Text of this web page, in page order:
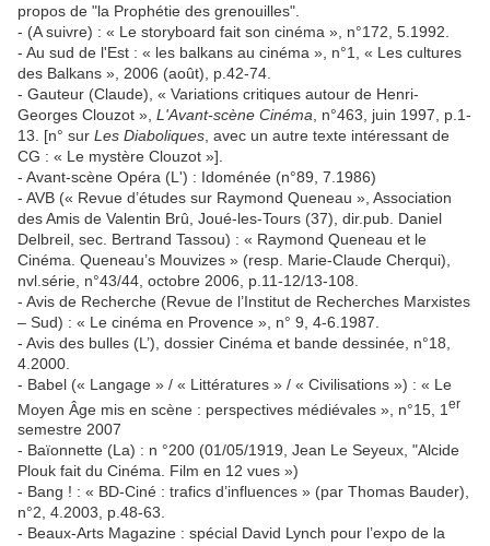
propos de "la Prophétie des grenouilles".
- (A suivre) : « Le storyboard fait son cinéma », n°172, 5.1992.
- Au sud de l'Est : « les balkans au cinéma », n°1, « Les cultures
des Balkans », 2006 (août), p.42-74.
- Gauteur (Claude), « Variations critiques autour de Henri-
Georges Clouzot », L'Avant-scène Cinéma , n°463, juin 1997, p.1-
13. [n° sur Les Diaboliques , avec un autre texte intéressant de
CG : « Le mystère Clouzot »].
- Avant-scène Opéra (L') : Idoménée (n°89, 7.1986)
- AVB (« Revue d’études sur Raymond Queneau », Association
des Amis de Valentin Brû, Joué-les-Tours (37), dir.pub. Daniel
Delbreil, sec. Bertrand Tassou) : « Raymond Queneau et le
Cinéma. Queneau’s Mouvizes » (resp. Marie-Claude Cherqui),
nvl.série, n°43/44, octobre 2006, p.11-12/13-108.
- Avis de Recherche (Revue de l’Institut de Recherches Marxistes
– Sud) : « Le cinéma en Provence », n° 9, 4-6.1987.
- Avis des bulles (L’), dossier Cinéma et bande dessinée, n°18,
4.2000.
- Babel (« Langage » / « Littératures » / « Civilisations ») : « Le
Moyen Âge mis en scène : perspectives médiévales », n°15, 1 er
semestre 2007
- Baïonnette (La) : n °200 (01/05/1919, Jean Le Seyeux, "Alcide
Plouk fait du Cinéma. Film en 12 vues »)
- Bang ! : « BD-Ciné : trafics d’influences » (par Thomas Bauder),
n°2, 4.2003, p.48-63.
- Beaux-Arts Magazine : spécial David Lynch pour l’expo de la